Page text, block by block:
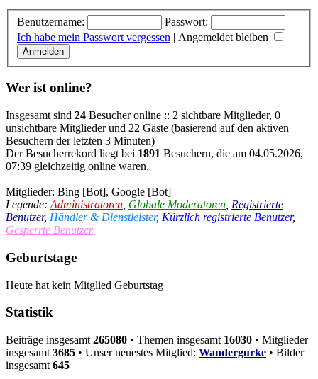
Benutzername:
Passwort:
Ich habe mein Passwort vergessen | Angemeldet bleiben
Wer ist online?
Insgesamt sind 24 Besucher online :: 2 sichtbare Mitglieder, 0
unsichtbare Mitglieder und 22 Gäste (basierend auf den aktiven
Besuchern der letzten 3 Minuten)
Der Besucherrekord liegt bei 1891 Besuchern, die am 04.05.2026,
07:39 gleichzeitig online waren.
Mitglieder: Bing [Bot], Google [Bot]
Legende: Administratoren Globale Moderatoren Registrierte
Benutzer, Händler & Dienstleister, Kürzlich registrierte Benutzer,
Gesperrte Benutzer
Geburtstage
Heute hat kein Mitglied Geburtstag
Statistik
Beiträge insgesamt 265080 • Themen insgesamt 16030 • Mitglieder
insgesamt 3685 • Unser neuestes Mitglied: Wandergurke • Bilder
insgesamt 645